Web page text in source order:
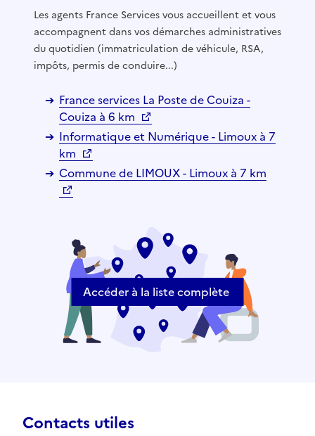
Les agents France Services vous accueillent et vous
accompagnent dans vos démarches administratives
du quotidien (immatriculation de véhicule, RSA,
impôts, permis de conduire...)
France services La Poste de Couiza -
Couiza à 6 km
Informatique et Numérique - Limoux à 7
km
Commune de LIMOUX - Limoux à 7 km
Accéder à la liste complète
Contacts utiles